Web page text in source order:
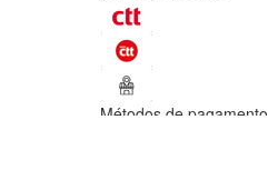
Métodos de pagamento